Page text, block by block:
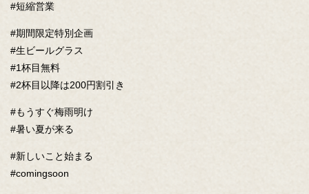
#短縮営業
#期間限定特別企画
#生ビールグラス
#1杯目無料
#2杯目以降は200円割引き
#もうすぐ梅雨明け
#暑い夏が来る
#新しいこと始まる
#comingsoon